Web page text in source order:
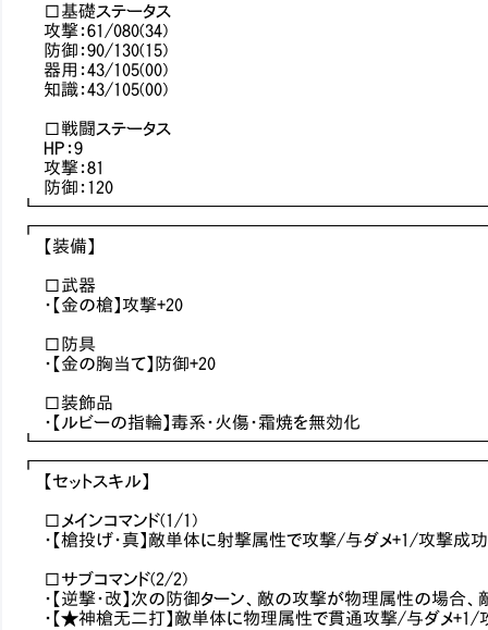
□基礎ステータス
攻撃：61/080(34)
防御：90/130(15)
器用：43/105(00)
知識：43/105(00)
□戦闘ステータス
HP：9
攻撃：81
防御：120
【装備】
□武器
・【金の槍】攻撃+20
□防具
・【金の胸当て】防御+20
□装飾品
・【ルビーの指輪】毒系・火傷・霜焼を無効化
【セットスキル】
□メインコマンド(1/1)
・【槍投げ・真】敵単体に射撃属性で攻撃/与ダメ+1/攻撃成
□サブコマンド(2/2)
・【逆撃・改】次の防御ターン、敵の攻撃が物理属性の場合、
・【★神槍无二打】敵単体に物理属性で貫通攻撃/与ダメ+1/